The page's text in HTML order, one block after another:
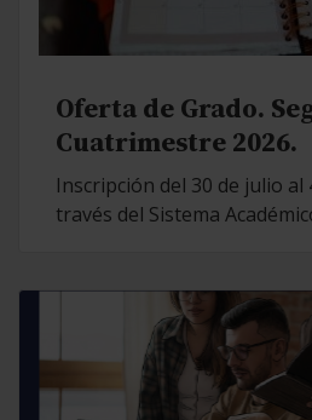
Oferta de Grado.
Cuatrimestre 2026.
Inscripción del 30 de julio al
través del Sistema